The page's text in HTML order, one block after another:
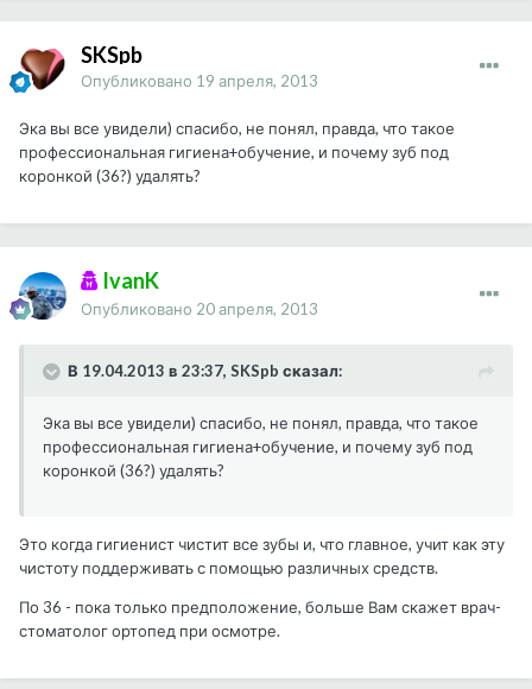
SKSpb
Опубликовано 19 апреля, 2013
Эка вы все увидели) спасибо, не понял, правда, что такое
профессиональная гигиена+обучение, и почему зуб под
коронкой (36?) удалять?
IvanK
Опубликовано 20 апреля, 2013
В 19.04.2013 в 23:37, SKSpb сказал:
Эка вы все увидели) спасибо, не понял, правда, что такое
профессиональная гигиена+обучение, и почему зуб под
коронкой (36?) удалять?
Это когда гигиенист чистит все зубы и, что главное, учит как эту
чистоту поддерживать с помощью различных средств.
По 36 - пока только предположение, больше Вам скажет врач-
стоматолог ортопед при осмотре.